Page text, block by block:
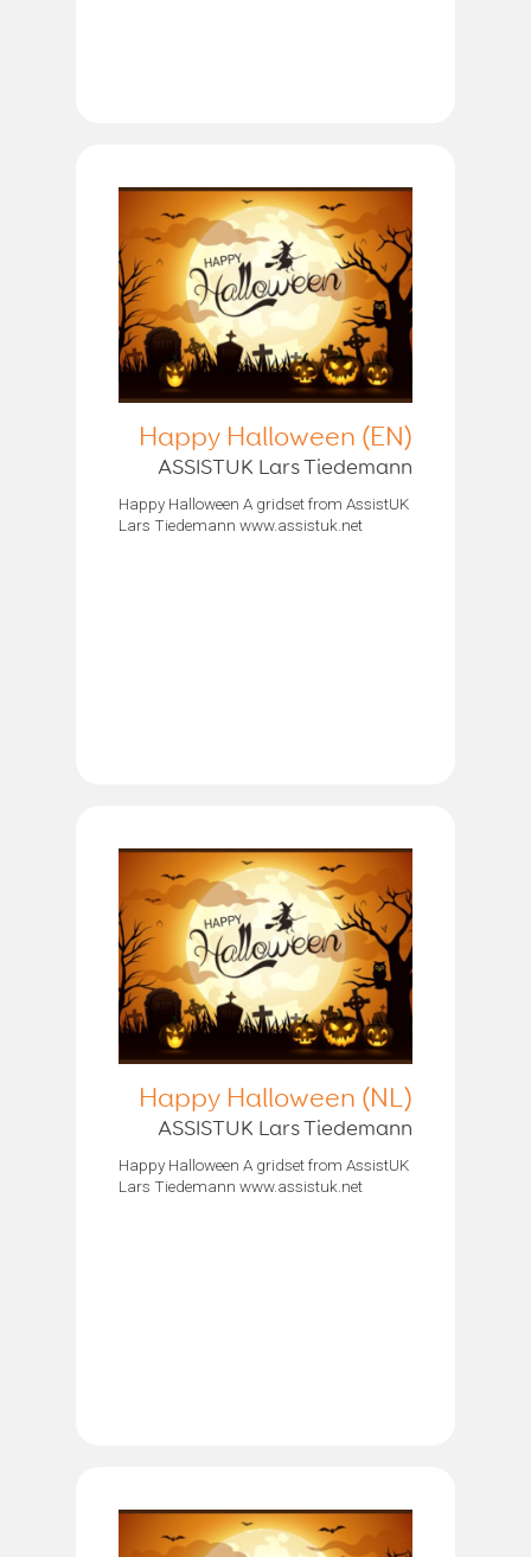
Happy Halloween (EN)
ASSISTUK Lars Tiedemann
Happy Halloween A gridset from AssistUK
Lars Tiedemann www.assistuk.net
Happy Halloween (NL)
ASSISTUK Lars Tiedemann
Happy Halloween A gridset from AssistUK
Lars Tiedemann www.assistuk.net